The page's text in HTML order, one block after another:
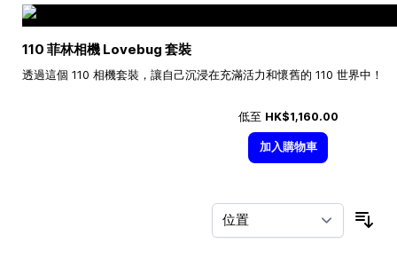
110 菲林相機 Lovebug 套裝
透過這個 110 相機套裝，讓自己沉浸在充滿活力和懷舊的 110 世界中！
低至 HK$1,160.00
加入購物車